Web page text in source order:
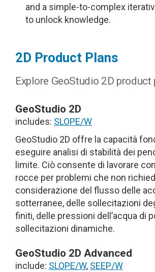
and a simple-to-complex
to unlock knowledge.
2D Product Plans
Explore GeoStudio 2D product
GeoStudio 2D
includes: SLOPE/W
GeoStudio 2D offre la capacità
eseguire analisi di stabilità dei
limite. Ciò consente di lavorare
rocce per problemi che non
considerazione del flusso delle
sotterranee, delle sollecitazioni
finiti, delle pressioni dell’acqua di
sollecitazioni dinamiche.
GeoStudio 2D Advanced
include: SLOPE/W, SEEP/W